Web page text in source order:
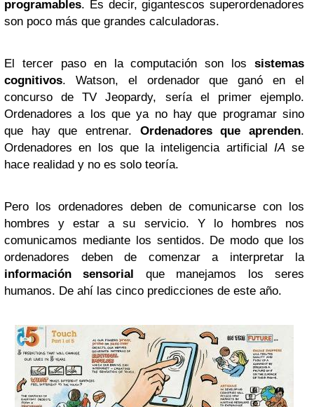
programables. Es decir, gigantescos superordenadores
son poco más que grandes calculadoras.
El tercer paso en la computación son los sistemas
cognitivos. Watson, el ordenador que ganó en el
concurso de TV Jeopardy, sería el primer ejemplo.
Ordenadores a los que ya no hay que programar sino
que hay que entrenar. Ordenadores que aprenden.
Ordenadores en los que la inteligencia artificial IAse
hace realidad y no es solo teoría.
Pero los ordenadores deben de comunicarse con los
hombres y estar a su servicio. Y lo hombres nos
comunicamos mediante los sentidos. De modo que los
ordenadores deben de comenzar a interpretar la
información sensorial que manejamos los seres
humanos. De ahí las cinco predicciones de este año.